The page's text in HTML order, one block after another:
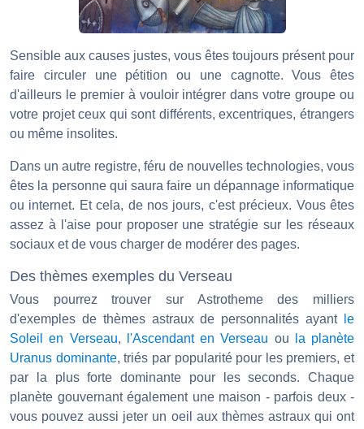
Sensible aux causes justes, vous êtes toujours présent pour
faire circuler une pétition ou une cagnotte. Vous êtes
d'ailleurs le premier à vouloir intégrer dans votre groupe ou
votre projet ceux qui sont différents, excentriques, étrangers
ou même insolites.
Dans un autre registre, féru de nouvelles technologies, vous
êtes la personne qui saura faire un dépannage informatique
ou internet. Et cela, de nos jours, c'est précieux. Vous êtes
assez à l'aise pour proposer une stratégie sur les réseaux
sociaux et de vous charger de modérer des pages.
Des thèmes exemples du Verseau
Vous pourrez trouver sur Astrotheme des milliers
d'exemples de thèmes astraux de personnalités ayant
le
Soleil en Verseau, l'Ascendant en Verseau ou
la planète
Uranus dominante, triés par popularité pour les premiers, et
par la plus forte dominante pour les seconds. Chaque
planète gouvernant également une maison - parfois deux -
vous pouvez aussi jeter un oeil aux thèmes astraux qui ont